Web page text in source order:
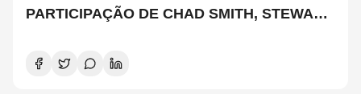
PARTICIPAÇÃO DE CHAD SMITH, STEWART